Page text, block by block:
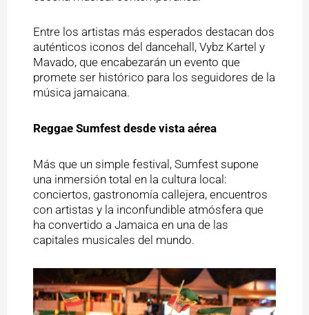
Entre los artistas más esperados destacan dos
auténticos iconos del dancehall, Vybz Kartel y
Mavado, que encabezarán un evento que
promete ser histórico para los seguidores de la
música jamaicana.
Reggae Sumfest desde vista aérea
Más que un simple festival, Sumfest supone
una inmersión total en la cultura local:
conciertos, gastronomía callejera, encuentros
con artistas y la inconfundible atmósfera que
ha convertido a Jamaica en una de las
capitales musicales del mundo.